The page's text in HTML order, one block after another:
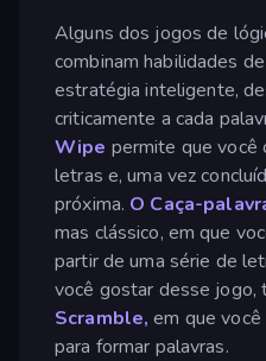
Alguns dos jogos de
combinam habilidades
estratégia inteligente,
criticamente a cada
Wipe permite que você
letras e, uma vez
próxima. O Caça-
mas clássico, em que
partir de uma série de
você gostar desse
Scramble, em que
para formar palavras.